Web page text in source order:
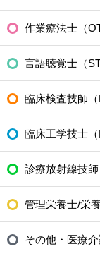
作業療法士（OT
言語聴覚士（ST
臨床検査技師（
臨床工学技士（
診療放射線技師
管理栄養士/栄
その他・医療